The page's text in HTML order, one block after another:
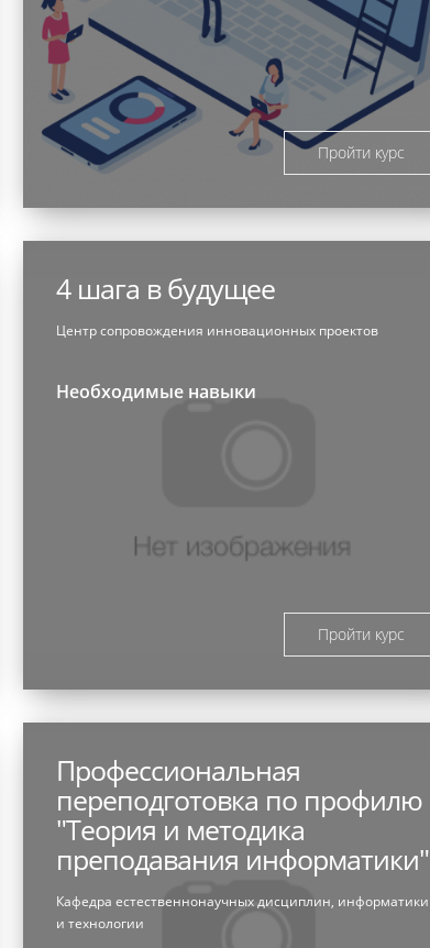
Пройти курс
4 шага в будущее
Центр сопровождения инновационных проектов
Необходимые навыки
Пройти курс
Профессиональная
переподготовка по профилю
"Теория и методика
преподавания информатики"
Кафедра естественнонаучных дисциплин, информатики
и технологии